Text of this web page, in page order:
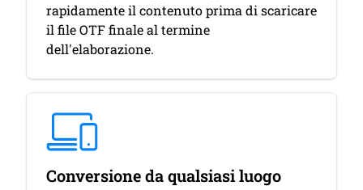
rapidamente il contenuto prima di scaricare
il file OTF finale al termine
dell'elaborazione.
Conversione da qualsiasi luogo